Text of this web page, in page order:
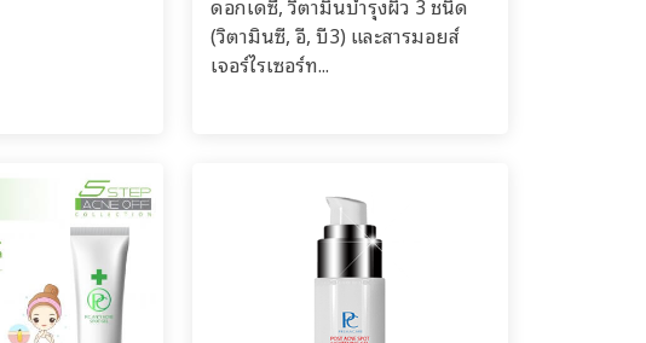
(วิตามินซี, อี, บี3) และสารมอยส์
เจอร์ไรเซอร์ท...